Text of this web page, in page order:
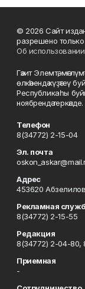
© 2026 Сайт
разрешено
Об
Гәзит Элемтә,
өлкәһендә күҙәтеү
Республикаһы
ноябрендә
Телефон
8(34772) 2-15-04
Эл. почта
Адрес
453620
Рекламная
8(34772) 2-15-55
Редакция
8(34772) 2-04-80,
Приемная
-